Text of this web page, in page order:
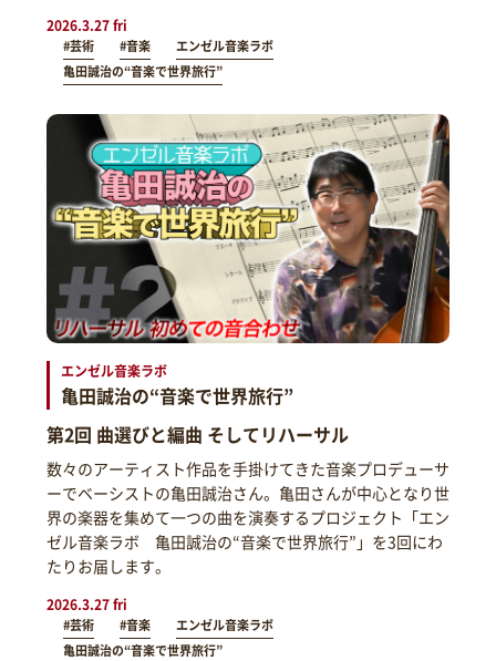
2026.3.27 fri
#芸術 #音楽
エンゼル音楽ラボ
亀田誠治の“音楽で世界旅行”
エンゼル音楽ラボ
亀田誠治の“音楽で世界旅行”
第2回 曲選びと編曲 そしてリハーサル
数々のアーティスト作品を手掛けてきた音楽プロデューサ
ーでベーシストの亀田誠治さん。亀田さんが中心となり世
界の楽器を集めて一つの曲を演奏するプロジェクト「エン
ゼル音楽ラボ 亀田誠治の“音楽で世界旅行”」を3回にわ
たりお届します。
2026.3.27 fri
#芸術 #音楽
エンゼル音楽ラボ
亀田誠治の“音楽で世界旅行”